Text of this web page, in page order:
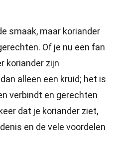
smaak, maar koriander
Of je nu een fan
koriander zijn
alleen een kruid; het is
verbindt en gerechten
dat je koriander ziet,
en de vele voordelen